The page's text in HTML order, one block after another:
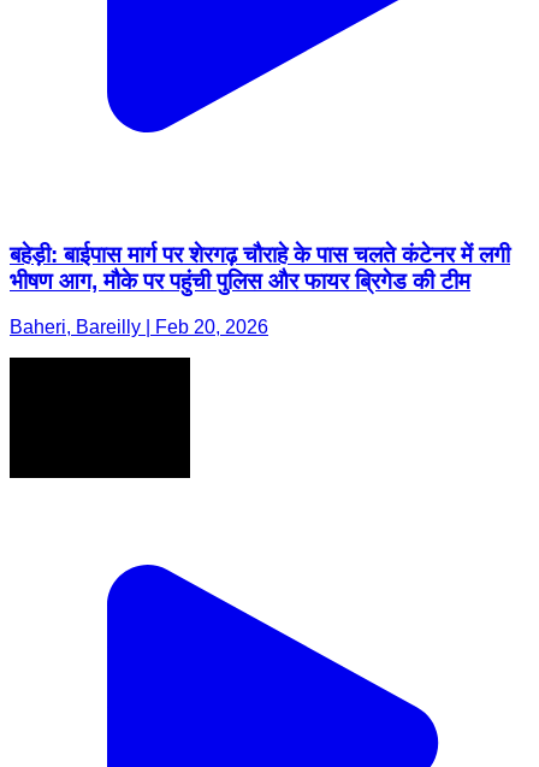
बहेड़ी: बाईपास मार्ग पर शेरगढ़ चौराहे के पास चलते कंटेनर में लगी
भीषण आग, मौके पर पहुंची पुलिस और फायर ब्रिगेड की टीम
Baheri, Bareilly | Feb 20, 2026